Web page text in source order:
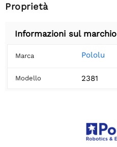
Proprietà
Informazioni sul marchio
Marca Pololu
Modello 2381